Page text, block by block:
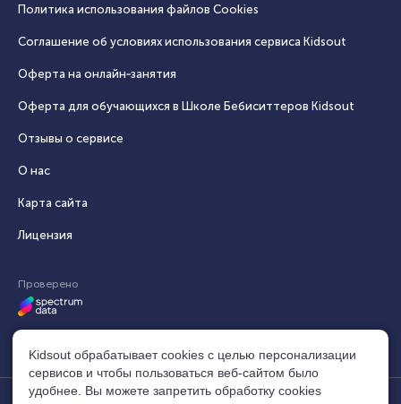
Политика использования файлов Cookies
Соглашение об условиях использования сервиса Кidsout
Оферта на онлайн‑занятия
Оферта для обучающихся в Школе Бебиситтеров Kidsout
Отзывы о сервисе
О нас
Карта сайта
Лицензия
Проверено
Kidsout обрабатывает cookies с целью персонализации
сервисов и чтобы пользоваться веб-сайтом было
удобнее. Вы можете запретить обработку сookies